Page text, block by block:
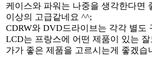
케이스와 파워는 나중을 생각한다면
이상의 고급같네요 ^^;
CDRW와 DVD드라이브는 각각 별도
LCD는 프랑스에 어떤 제품이 있는
가가 좋은 제품을 고르시는게 좋겠습